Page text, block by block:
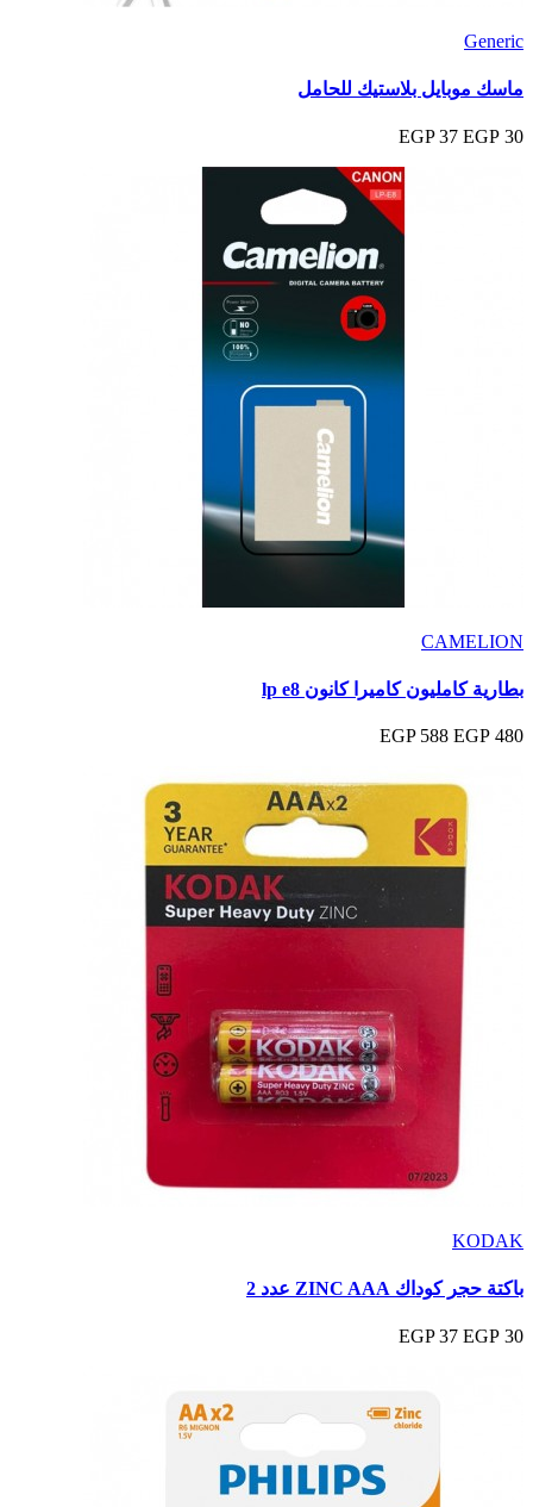
Generic
ماسك موبايل بلاستيك للحامل
30 EGP
37 EGP
CAMELION
بطارية كامليون كاميرا كانون lp e8
480 EGP
588 EGP
KODAK
باكتة حجر كوداك ZINC AAA عدد 2
30 EGP
37 EGP